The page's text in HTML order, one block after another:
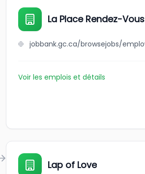
La Place Rendez-Vous
Voir les emplois et détails
Lap of Love